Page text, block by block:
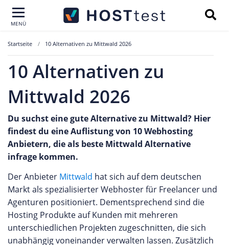
MENÜ
Startseite 10 Alternativen zu Mittwald 2026
10 Alternativen zu
Mittwald 2026
Du suchst eine gute Alternative zu Mittwald? Hier
findest du eine Auflistung von 10 Webhosting
Anbietern, die als beste Mittwald Alternative
infrage kommen.
Der Anbieter Mittwald hat sich auf dem deutschen
Markt als spezialisierter Webhoster für Freelancer und
Agenturen positioniert. Dementsprechend sind die
Hosting Produkte auf Kunden mit mehreren
unterschiedlichen Projekten zugeschnitten, die sich
unabhängig voneinander verwalten lassen. Zusätzlich